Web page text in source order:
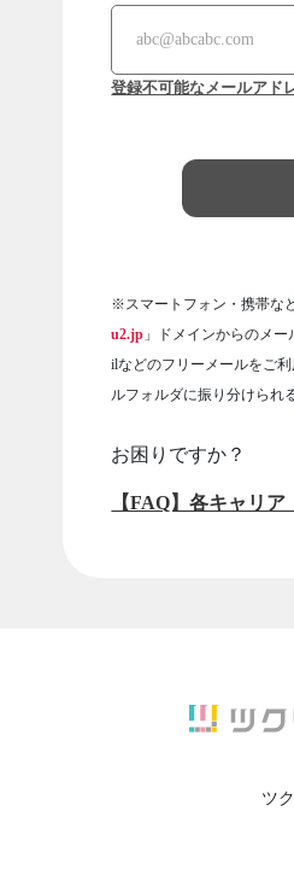
登録不可能なメールアド
※スマートフォン・携帯な
u2.jp 」ドメインからのメ
ilなどのフリーメールをご
ルフォルダに振り分けられ
お困りですか？
【FAQ】各キャリ
ツ